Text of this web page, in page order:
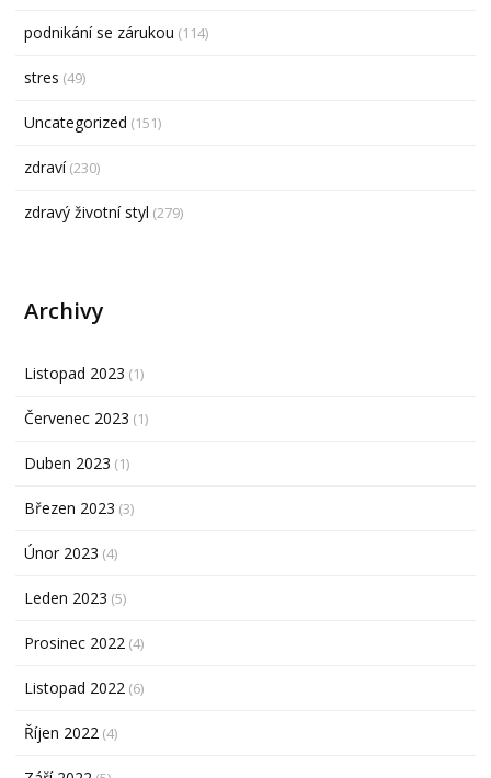
podnikání se zárukou (114)
stres (49)
Uncategorized (151)
zdraví(230)
zdravý životní styl (279)
Archivy
Listopad 2023 (1)
Červenec 2023 (1)
Duben 2023 (1)
Březen 2023 (3)
Únor 2023 (4)
Leden 2023 (5)
Prosinec 2022 (4)
Listopad 2022 (6)
Říjen 2022 (4)